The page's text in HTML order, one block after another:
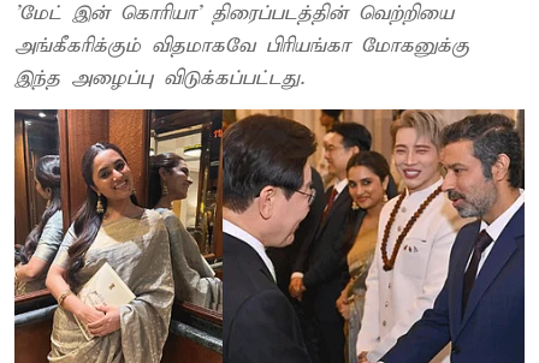
'மேட் இன் கொரியா' திரைப்படத்தின் வெற்றியை
அங்கீகரிக்கும் விதமாகவே பிரியங்கா மோகனுக்கு
இந்த அழைப்பு விடுக்கப்பட்டது.